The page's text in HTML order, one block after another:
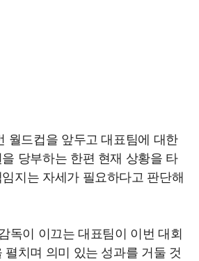
월드컵을 앞두고 대표팀에 대한
당부하는 한편 현재 상황을 타
지는 자세가 필요하다고 판단해
독이 이끄는 대표팀이 이번 대회
펼치며 의미 있는 성과를 거둘 것